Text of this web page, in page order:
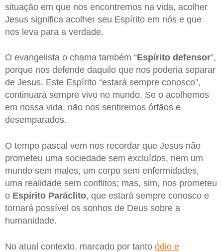
situação em que nos encontremos na vida, acolher
Jesus significa acolher seu Espírito em nós e que
nos leva para a verdade.
O evangelista o chama também “Espírito defensor”,
porque nos defende daquilo que nos poderia separar
de Jesus. Este Espírito “estará sempre conosco”,
continuará sempre vivo no mundo. Se o acolhemos
em nossa vida, não nos sentiremos órfãos e
desemparados.
O tempo pascal vem nos recordar que Jesus não
prometeu uma sociedade sem excluídos, nem um
mundo sem males, um corpo sem enfermidades,
uma realidade sem conflitos; mas, sim, nos prometeu
o Espírito Paráclito, que estará sempre conosco e
tornará possível os sonhos de Deus sobre a
humanidade.
No atual contexto, marcado por tanto ódio e